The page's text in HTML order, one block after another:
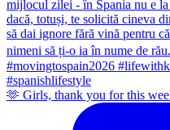
🫶 Girls, thank you for this